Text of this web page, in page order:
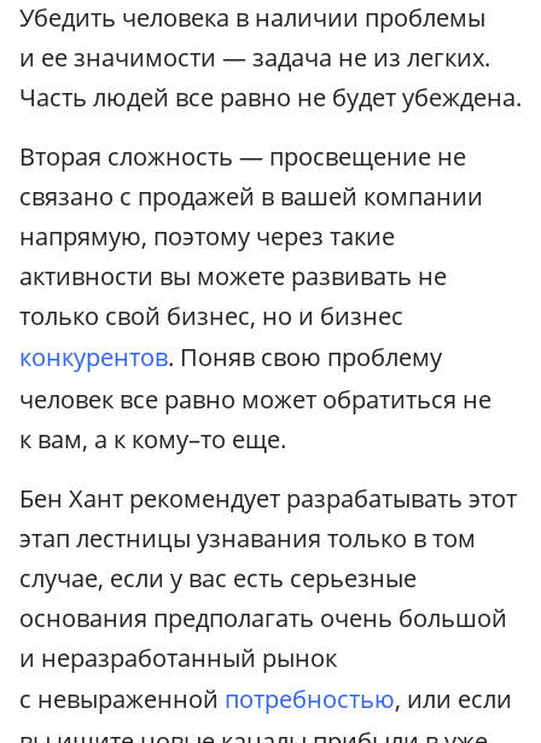
Убедить человека в наличии проблемы
и ее значимости — задача не из легких.
Часть людей все равно не будет убеждена.
Вторая сложность — просвещение не
связано с продажей в вашей компании
напрямую, поэтому через такие
активности вы можете развивать не
только свой бизнес, но и бизнес
конкурентов. Поняв свою проблему
человек все равно может обратиться не
к вам, а к кому–то еще.
Бен Хант рекомендует разрабатывать этот
этап лестницы узнавания только в том
случае, если у вас есть серьезные
основания предполагать очень большой
и неразработанный рынок
с невыраженной потребностью, или если